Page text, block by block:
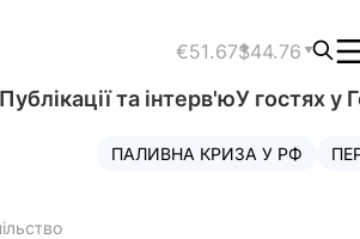
€51.67$44.76
Публікації та інтерв'юУ гостях у
ПАЛИВНА КРИЗА У РФ